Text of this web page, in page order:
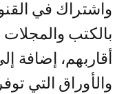
واشتراك في
بالكتب والمجلات
أقاربهم، إضافة
والأوراق التي